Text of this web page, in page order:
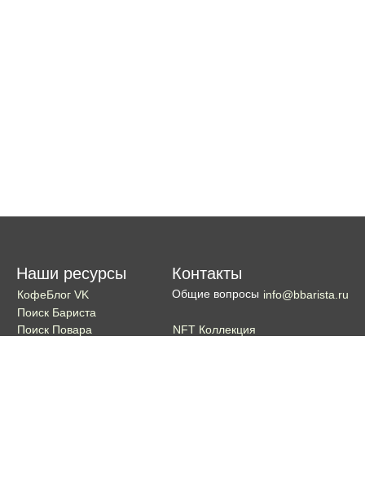
Наши ресурсы
КофеБлог VK
Поиск Бариста
Поиск Повара
Контакты
Общие вопросы info@bbarista.ru
NFT Коллекция